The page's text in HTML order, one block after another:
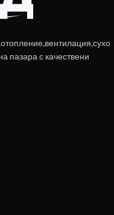
пазара с качествени